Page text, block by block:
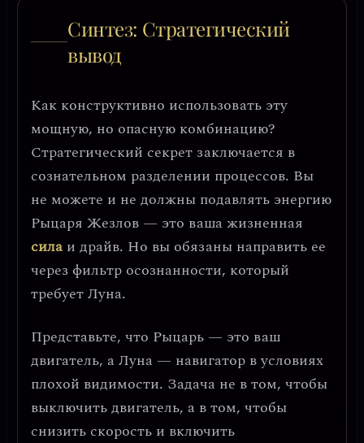
Синтез: Стратегический
вывод
Как конструктивно использовать эту
мощную, но опасную комбинацию?
Стратегический секрет заключается в
сознательном разделении процессов. Вы
не можете и не должны подавлять энергию
Рыцаря Жезлов — это ваша жизненная
силаи драйв. Но вы обязаны направить ее
через фильтр осознанности, который
требует Луна.
Представьте, что Рыцарь — это ваш
двигатель, а Луна — навигатор в условиях
плохой видимости. Задача не в том, чтобы
выключить двигатель, а в том, чтобы
снизить скорость и включить